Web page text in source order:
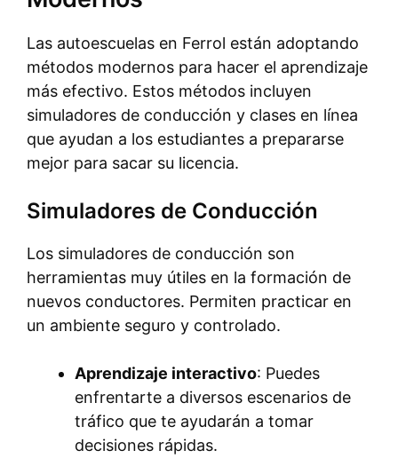
Las autoescuelas en Ferrol están adoptando
métodos modernos para hacer el aprendizaje
más efectivo. Estos métodos incluyen
simuladores de conducción y clases en línea
que ayudan a los estudiantes a prepararse
mejor para sacar su licencia.
Simuladores de Conducción
Los simuladores de conducción son
herramientas muy útiles en la formación de
nuevos conductores. Permiten practicar en
un ambiente seguro y controlado.
Aprendizaje interactivo: Puedes
enfrentarte a diversos escenarios de
tráfico que te ayudarán a tomar
decisiones rápidas.